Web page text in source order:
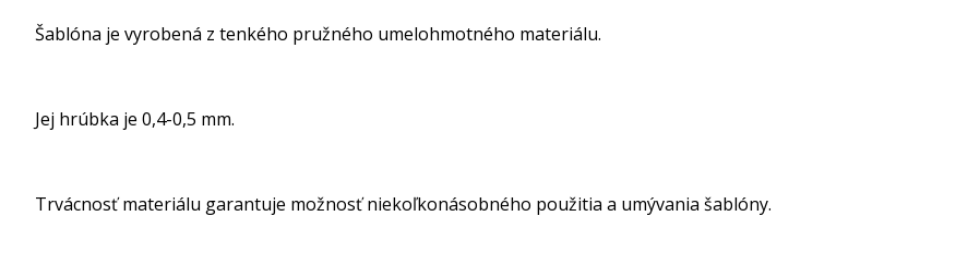
Šablóna je vyrobená z tenkého pružného umelohmotného materiálu.
Jej hrúbka je 0,4-0,5 mm.
Trvácnosť materiálu garantuje možnosť niekoľkonásobného použitia a umývania šablóny.